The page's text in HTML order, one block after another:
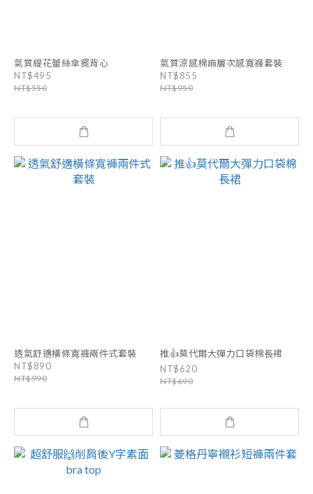
氣質緹花蕾絲傘擺背心
NT$495
NT$550
氣質涼感棉麻層次感寬褲套裝
NT$855
NT$950
透氣舒適橫條寬褲兩件式套裝
NT$890
NT$990
推👍莫代爾大彈力口袋棉長裙
NT$620
NT$690